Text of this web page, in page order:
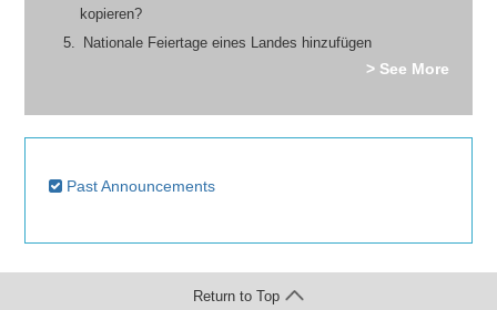
kopieren?
Nationale Feiertage eines Landes hinzufügen
> See More
Past Announcements
Return to Top